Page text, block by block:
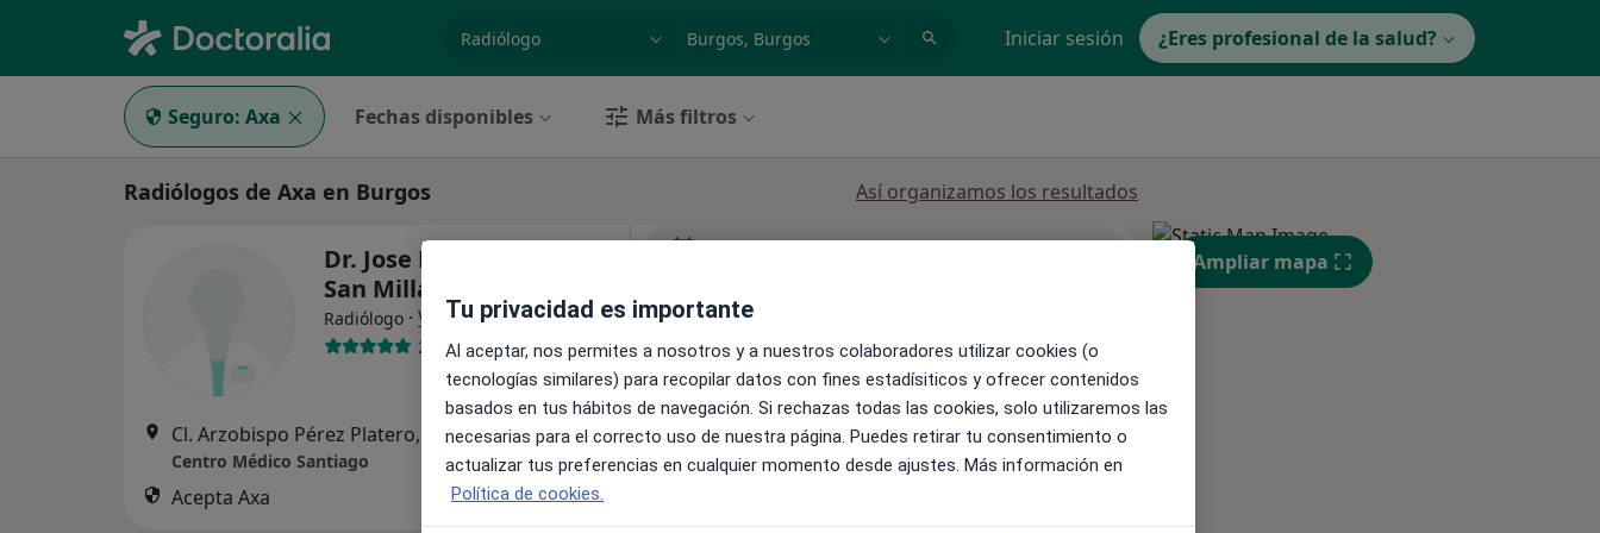
especialidad, enfermedad o nombre Iniciar sesión ¿Eres profesional de la salud?
Seguro: Axa Fechas disponibles Más filtros
Radiólogos de Axa en Burgos Así organizamos los resultados
Dr. Jose Manuel Yartu
San Millan
Radiólogo · Ver más
2 opiniones
Cl. Arzobispo Pérez Platero, 17, Burgos• Mapa
Centro Médico Santiago
Acepta Axa
La reserva de cita online no está disponible
Ampliar mapa
Tu privacidad es importante
Al aceptar, nos permites a nosotros y a nuestros colaboradores utilizar cookies (o
tecnologías similares) para recopilar datos con fines estadísiticos y ofrecer contenidos
basados en tus hábitos de navegación. Si rechazas todas las cookies, solo utilizaremos las
necesarias para el correcto uso de nuestra página. Puedes retirar tu consentimiento o
actualizar tus preferencias en cualquier momento desde ajustes. Más información en
Política de cookies.